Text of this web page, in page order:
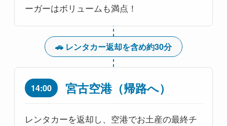
ーガーはボリュームも満点！
🚗 レンタカー返却を含め約30分
14:00 宮古空港（帰路へ）
レンタカーを返却し、空港でお土産の最終チ